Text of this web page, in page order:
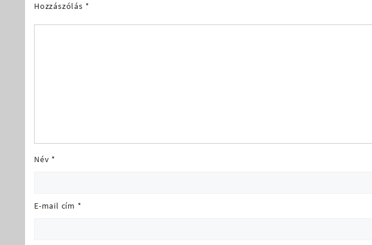
Hozzászólás *
Név *
E-mail cím *